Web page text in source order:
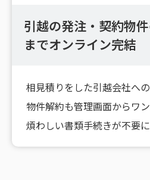
引越の発注・契約物
までオンライン完結
相見積りをした引越会社へ
物件解約も管理画面からワ
煩わしい書類手続きが不要に